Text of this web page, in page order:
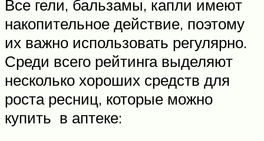
Все гели, бальзамы, капли имеют
накопительное действие, поэтому
их важно использовать регулярно.
Среди всего рейтинга выделяют
несколько хороших средств для
роста ресниц, которые можно
купить в аптеке: